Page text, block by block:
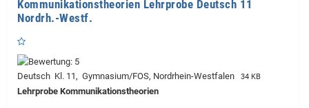
Kommunikationstheorien Lehrprobe Deutsch 11
Nordrh.-Westf.
Deutsch Kl. 11, Gymnasium/FOS, Nordrhein-Westfalen 34 KB
Lehrprobe Kommunikationstheorien